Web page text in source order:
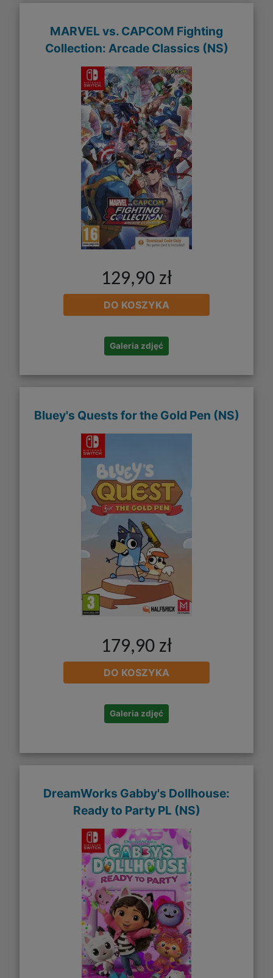
MARVEL vs. CAPCOM Fighting
Collection: Arcade Classics (NS)
129,90 zł
DO KOSZYKA
Galeria zdjęć
Bluey's Quests for the Gold Pen (NS)
179,90 zł
DO KOSZYKA
Galeria zdjęć
DreamWorks Gabby's Dollhouse:
Ready to Party PL (NS)